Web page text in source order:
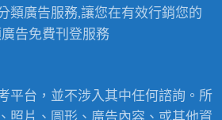
類廣告服務,讓您在有效行銷您的
告免費刊登服務
平台，並不涉入其中任何諮詢。所
照片、圖形、廣告內容、或其他資